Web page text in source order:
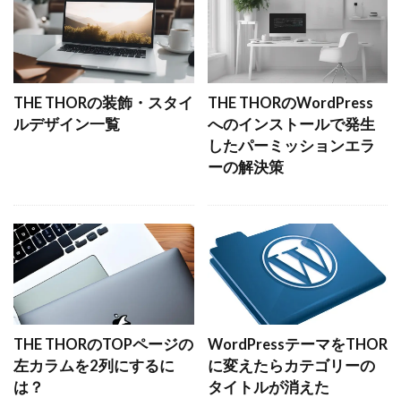
THE THORの装飾・スタイ
ルデザイン一覧
THE THORのWordPress
へのインストールで発生
したパーミッションエラ
ーの解決策
THE THORのTOPページの
左カラムを2列にするに
は？
WordPressテーマをTHOR
に変えたらカテゴリーの
タイトルが消えた